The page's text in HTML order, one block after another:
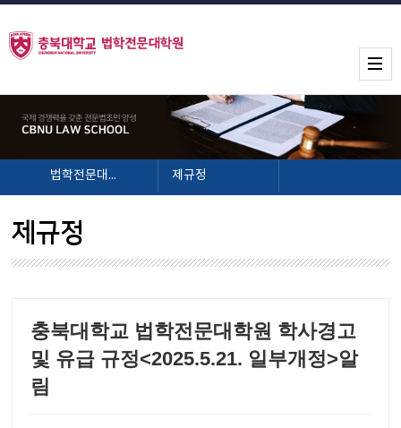
법학전문대학원 제규정
제규정
충북대학교 법학전문대학원 학사경고
및 유급 규정<2025.5.21. 일부개정>알
림